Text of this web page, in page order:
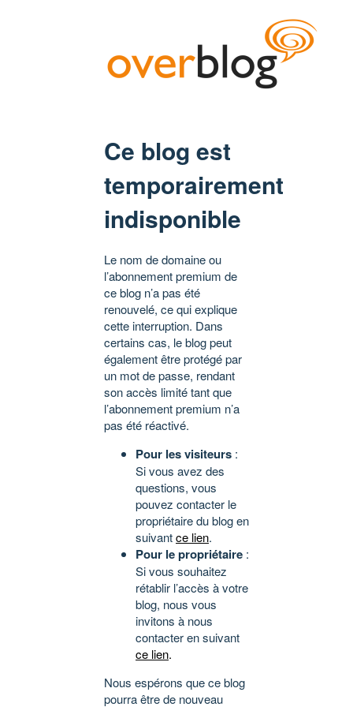
Ce blog est
temporairement
indisponible
Le nom de domaine ou
l’abonnement premium de
ce blog n’a pas été
renouvelé, ce qui explique
cette interruption. Dans
certains cas, le blog peut
également être protégé par
un mot de passe, rendant
son accès limité tant que
l’abonnement premium n’a
pas été réactivé.
Pour les visiteurs :
Si vous avez des
questions, vous
pouvez contacter le
propriétaire du blog en
suivantce lien.
Pour le propriétaire :
Si vous souhaitez
rétablir l’accès à votre
blog, nous vous
invitons à nous
contacter en suivant
ce lien.
Nous espérons que ce blog
pourra être de nouveau